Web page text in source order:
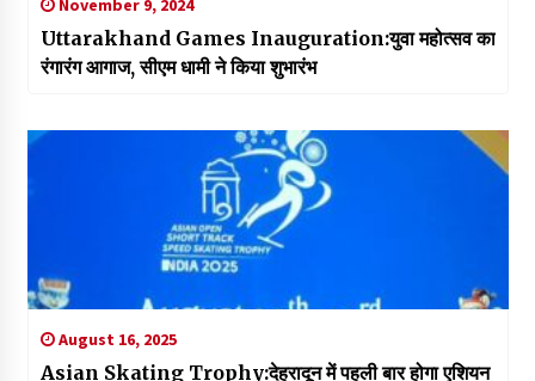
November 9, 2024
Uttarakhand Games Inauguration:युवा महोत्सव का
रंगारंग आगाज, सीएम धामी ने किया शुभारंभ
August 16, 2025
Asian Skating Trophy:देहरादून में पहली बार होगा एशियन